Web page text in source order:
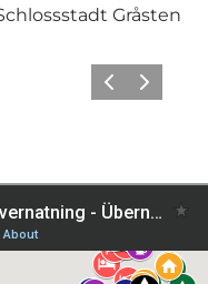
Gråsten
ZurückWeiter